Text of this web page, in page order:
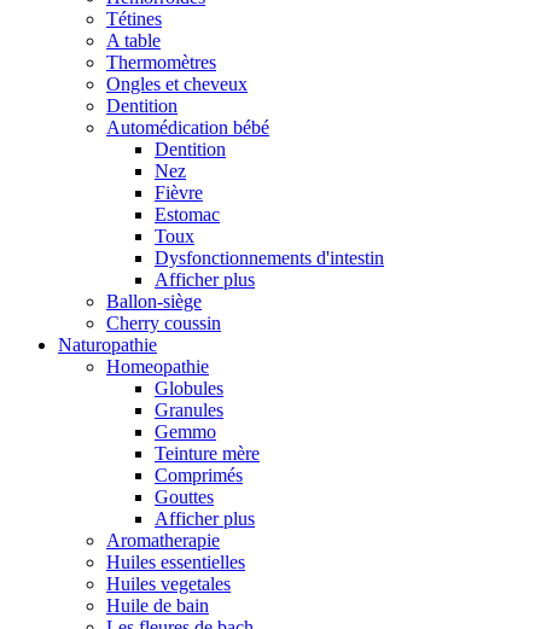
Tétines
A table
Thermomètres
Ongles et cheveux
Dentition
Automédication bébé
Dentition
Nez
Fièvre
Estomac
Toux
Dysfonctionnements d'intestin
Afficher plus
Ballon-siège
Cherry coussin
Naturopathie
Homeopathie
Globules
Granules
Gemmo
Teinture mère
Comprimés
Gouttes
Afficher plus
Aromatherapie
Huiles essentielles
Huiles vegetales
Huile de bain